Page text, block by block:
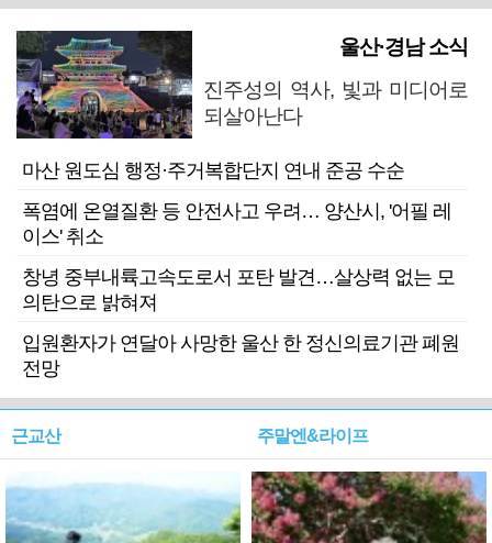
울산·경남 소식
진주성의 역사, 빛과 미디어로
되살아난다
마산 원도심 행정·주거복합단지 연내 준공 수순
폭염에 온열질환 등 안전사고 우려… 양산시, '어필 레
이스' 취소
창녕 중부내륙고속도로서 포탄 발견…살상력 없는 모
의탄으로 밝혀져
입원환자가 연달아 사망한 울산 한 정신의료기관 폐원
전망
근교산 주말엔&라이프